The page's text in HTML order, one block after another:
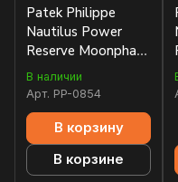
Patek Philippe
Nautilus Power
Reserve Moonphase
40mm 5712/1A-
001 Tiffany&Co.
В наличии
Арт. PP-0854
В корзину
В корзине